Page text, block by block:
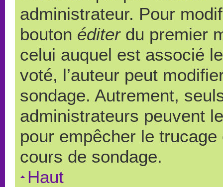
administrateur. Pour
bouton éditerdu premier
celui auquel est associé
voté, l’auteur peut
sondage. Autrement,
administrateurs peuvent
pour empêcher le
cours de sondage.
Haut